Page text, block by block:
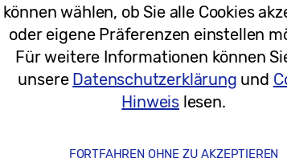
02/12/2024
Pressemitteilungen
Countdown für Paris:
österreichische
können wählen, ob Sie alle Cookies
oder eigene Präferenzen einstellen
Für weitere Informationen können
unsere Datenschutzerklärung und
Hinweis lesen.
FORTFAHREN OHNE ZU AKZEPTIEREN